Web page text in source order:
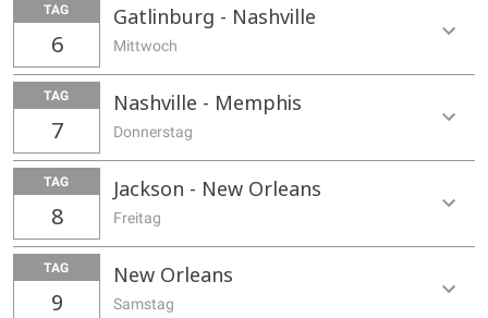
TAG
6
Gatlinburg - Nashville
Mittwoch
TAG
7
Nashville - Memphis
Donnerstag
TAG
8
Jackson - New Orleans
Freitag
TAG
9
New Orleans
Samstag